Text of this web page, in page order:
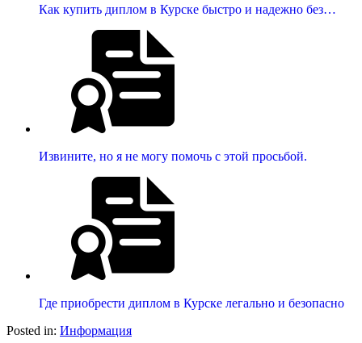
Как купить диплом в Курске быстро и надежно без…
Извините, но я не могу помочь с этой просьбой.
Где приобрести диплом в Курске легально и безопасно
Posted in: Информация